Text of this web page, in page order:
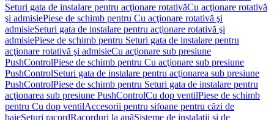
Seturi gata de instalare pentru acţionare rotativăCu acţionare rotativă
şi admisiePiese de schimb pentru Cu acţionare rotativă şi
admisieSeturi gata de instalare pentru acţionare rotativă şi
admisiePiese de schimb pentru Seturi gata de instalare pentru
acţionare rotativă şi admisieCu acţionare sub presiune
PushControlPiese de schimb pentru Cu acţionare sub presiune
PushControlSeturi gata de instalare pentru acţionarea sub presiune
PushControlPiese de schimb pentru Seturi gata de instalare pentru
acţionarea sub presiune PushControlCu dop ventilPiese de schimb
pentru Cu dop ventilAccesorii pentru sifoane pentru căzi de
baieSeturi racordRacorduri la apăSisteme de instalaţii şi de